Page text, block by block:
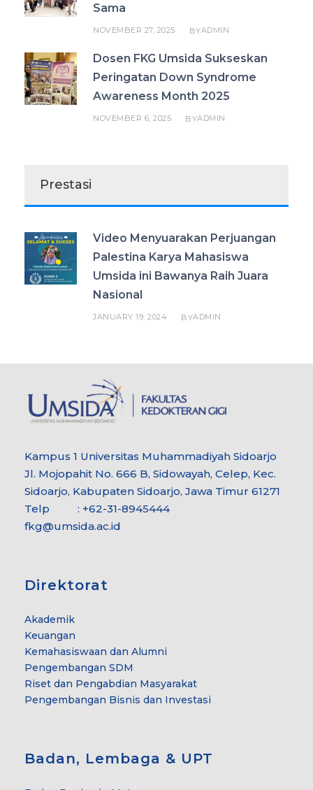
Sama
NOVEMBER 27, 2025 BYADMIN
Dosen FKG Umsida Sukseskan
Peringatan Down Syndrome
Awareness Month 2025
NOVEMBER 6, 2025 BYADMIN
Prestasi
Video Menyuarakan Perjuangan
Palestina Karya Mahasiswa
Umsida ini Bawanya Raih Juara
Nasional
JANUARY 19, 2024 BYADMIN
Kampus 1 Universitas Muhammadiyah Sidoarjo
Jl. Mojopahit No. 666 B, Sidowayah, Celep, Kec.
Sidoarjo, Kabupaten Sidoarjo, Jawa Timur 61271
Telp : +62-31-8945444
fkg@umsida.ac.id
Direktorat
Akademik
Keuangan
Kemahasiswaan dan Alumni
Pengembangan SDM
Riset dan Pengabdian Masyarakat
Pengembangan Bisnis dan Investasi
Badan, Lembaga & UPT